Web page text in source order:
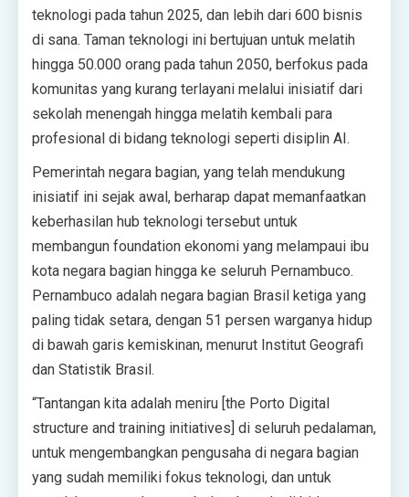
teknologi pada tahun 2025, dan lebih dari 600 bisnis
di sana. Taman teknologi ini bertujuan untuk melatih
hingga 50.000 orang pada tahun 2050, berfokus pada
komunitas yang kurang terlayani melalui inisiatif dari
sekolah menengah hingga melatih kembali para
profesional di bidang teknologi seperti disiplin AI.
Pemerintah negara bagian, yang telah mendukung
inisiatif ini sejak awal, berharap dapat memanfaatkan
keberhasilan hub teknologi tersebut untuk
membangun foundation ekonomi yang melampaui ibu
kota negara bagian hingga ke seluruh Pernambuco.
Pernambuco adalah negara bagian Brasil ketiga yang
paling tidak setara, dengan 51 persen warganya hidup
di bawah garis kemiskinan, menurut Institut Geografi
dan Statistik Brasil.
“Tantangan kita adalah meniru [the Porto Digital
structure and training initiatives] di seluruh pedalaman,
untuk mengembangkan pengusaha di negara bagian
yang sudah memiliki fokus teknologi, dan untuk